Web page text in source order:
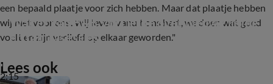
een bepaald plaatje voor zich hebben. Maar dat plaatje hebben
wij niet voor ons. Wij leven vanuit ons hart, we doen wat goed
voelt en zijn verliefd op elkaar geworden."
2:15
Walter van B&B Vol Liefde over nieuwe liefde
en tantrasessies
Lees ook